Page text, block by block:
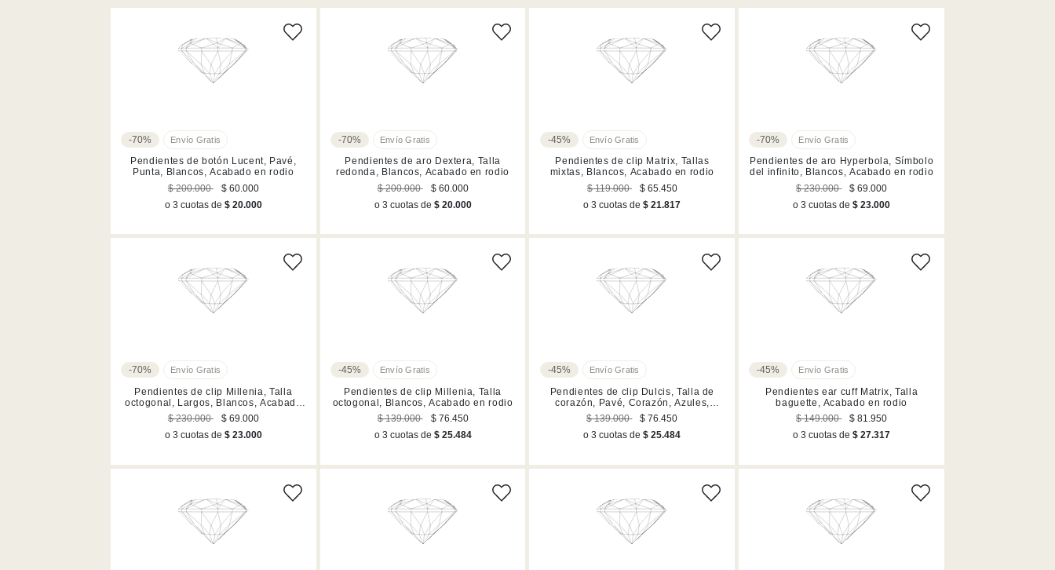
Joyería
Precio más alto
Los más vendidos
Fecha de lanzamiento
Mejor descuento
-70%
Pendientes de botón Lucent, Pavé,
Punta, Blancos, Acabado en rodio
$ 200.000
$ 60.000
o 3 cuotas de $ 20.000
-70%
Pendientes de aro Dextera, Talla
redonda, Blancos, Acabado en rodio
$ 200.000
$ 60.000
o 3 cuotas de $ 20.000
-45%
Pendientes de clip Matrix, Tallas
mixtas, Blancos, Acabado en rodio
$ 119.000
$ 65.450
o 3 cuotas de$ 21.817
-70%
Pendientes de aro Hyperbola, Símbolo
del infinito, Blancos, Acabado en rodio
$ 230.000
$ 69.000
o 3 cuotas de$ 23.000
-70%
Pendientes de clip Millenia, Talla
octogonal, Largos, Blancos, Acabado
en rodio
$ 230.000
$ 69.000
o 3 cuotas de $ 23.000
-45%
Pendientes de clip Millenia, Talla
octogonal, Blancos, Acabado en rodio
$ 139.000
$ 76.450
o 3 cuotas de $ 25.484
-45%
Pendientes de clip Dulcis, Talla de
corazón, Pavé, Corazón, Azules,
Acabado en rodio
$ 139.000
$ 76.450
o 3 cuotas de$ 25.484
-45%
Pendientes ear cuff Matrix, Talla
baguette, Acabado en rodio
$ 149.000
$ 81.950
o 3 cuotas de$ 27.317